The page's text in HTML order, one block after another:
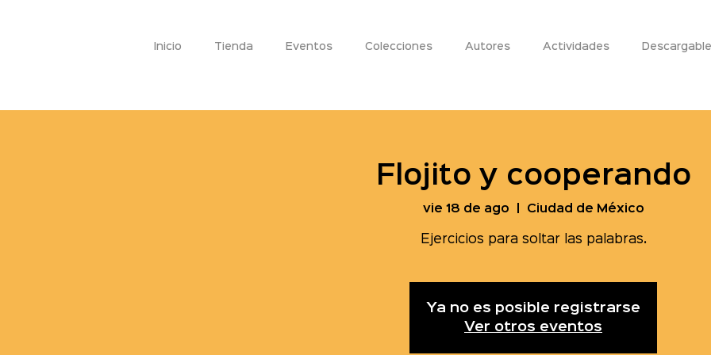
Inicio Tienda Eventos Colecciones Autores Actividades
Flojito y cooperando
vie 18 de ago Ciudad de México
Ejercicios para soltar las palabras.
Ya no es posible registrarse
Ver otros eventos